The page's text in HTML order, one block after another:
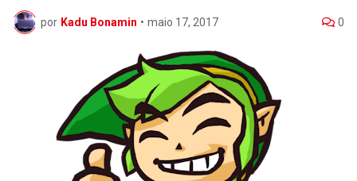
por Kadu Bonamin • maio 17, 2017 0